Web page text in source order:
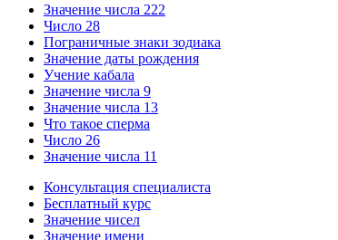
Значение числа 222
Число 28
Пограничные знаки зодиака
Значение даты рождения
Учение кабала
Значение числа 9
Значение числа 13
Что такое сперма
Число 26
Значение числа 11
Консультация специалиста
Бесплатный курс
Значение чисел
Значение имени